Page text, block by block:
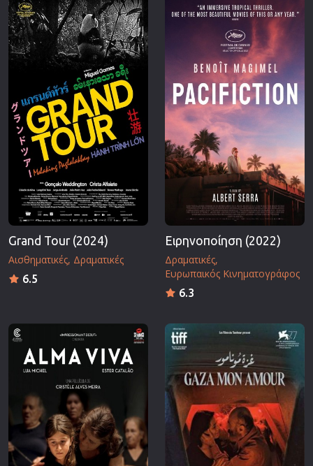
Επιστημονικής Φαντασίας
Εποχής
Ερωτικές
Ευρωπαικός Κινηματογράφος
Θρησκευτικές
Ιστορικές
Καταστροφής
Grand Tour (2024)
Αισθηματικές Δραματικές
6.5
Ειρηνοποίηση (2022)
Δραματικές
Ευρωπαικός Κινηματογράφος
6.3